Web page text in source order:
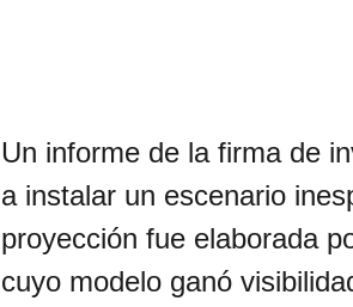
Un informe de la firma de
a instalar un escenario
proyección fue elaborada
cuyo modelo ganó